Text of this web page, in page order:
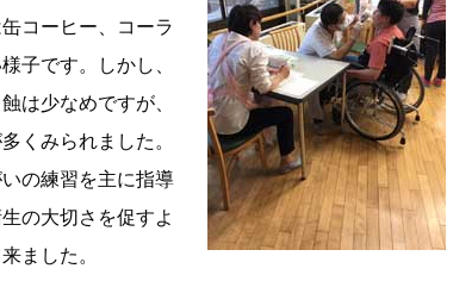
コーヒー、コーラ
子です。しかし、
は少なめですが、
くみられました。
の練習を主に指導
の大切さを促すよ
ました。